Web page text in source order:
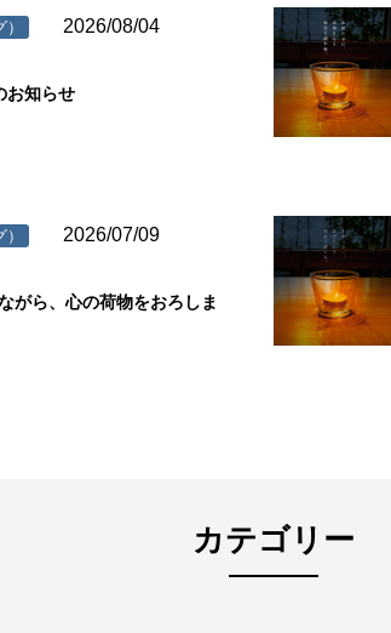
2026/08/04
お知らせ
2026/07/09
がら、心の荷物をおろしま
カテゴリー